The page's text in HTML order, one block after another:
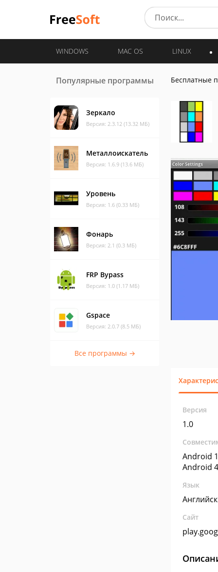
WINDOWS MAC OS LINUX
Популярные программы
Зеркало
Версия: 2.3.12 (13.32 МБ)
Металлоискатель
Версия: 1.6.9 (13.6 МБ)
Уровень
Версия: 1.6 (0.33 МБ)
Фонарь
Версия: 2.1 (0.3 МБ)
FRP Bypass
Версия: 1.0 (1.17 МБ)
Gspace
Версия: 2.0.7 (8.5 МБ)
Все программы →
Бесплатные
Версия
1.0
Android
Android
Язык
Сайт